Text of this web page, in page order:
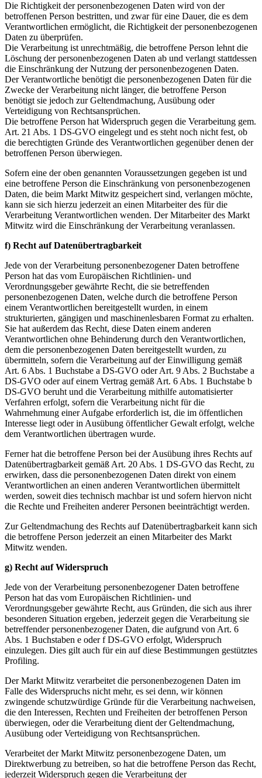
Die Richtigkeit der personenbezogenen Daten wird von der
betroffenen Person bestritten, und zwar für eine Dauer, die es dem
Verantwortlichen ermöglicht, die Richtigkeit der personenbezogenen
Daten zu überprüfen.
Die Verarbeitung ist unrechtmäßig, die betroffene Person lehnt die
Löschung der personenbezogenen Daten ab und verlangt stattdessen
die Einschränkung der Nutzung der personenbezogenen Daten.
Der Verantwortliche benötigt die personenbezogenen Daten für die
Zwecke der Verarbeitung nicht länger, die betroffene Person
benötigt sie jedoch zur Geltendmachung, Ausübung oder
Verteidigung von Rechtsansprüchen.
Die betroffene Person hat Widerspruch gegen die Verarbeitung gem.
Art. 21 Abs. 1 DS-GVO eingelegt und es steht noch nicht fest, ob
die berechtigten Gründe des Verantwortlichen gegenüber denen der
betroffenen Person überwiegen.
Sofern eine der oben genannten Voraussetzungen gegeben ist und
eine betroffene Person die Einschränkung von personenbezogenen
Daten, die beim Markt Mitwitz gespeichert sind, verlangen möchte,
kann sie sich hierzu jederzeit an einen Mitarbeiter des für die
Verarbeitung Verantwortlichen wenden. Der Mitarbeiter des Markt
Mitwitz wird die Einschränkung der Verarbeitung veranlassen.
f) Recht auf Datenübertragbarkeit
Jede von der Verarbeitung personenbezogener Daten betroffene
Person hat das vom Europäischen Richtlinien- und
Verordnungsgeber gewährte Recht, die sie betreffenden
personenbezogenen Daten, welche durch die betroffene Person
einem Verantwortlichen bereitgestellt wurden, in einem
strukturierten, gängigen und maschinenlesbaren Format zu erhalten.
Sie hat außerdem das Recht, diese Daten einem anderen
Verantwortlichen ohne Behinderung durch den Verantwortlichen,
dem die personenbezogenen Daten bereitgestellt wurden, zu
übermitteln, sofern die Verarbeitung auf der Einwilligung gemäß
Art. 6 Abs. 1 Buchstabe a DS-GVO oder Art. 9 Abs. 2 Buchstabe a
DS-GVO oder auf einem Vertrag gemäß Art. 6 Abs. 1 Buchstabe b
DS-GVO beruht und die Verarbeitung mithilfe automatisierter
Verfahren erfolgt, sofern die Verarbeitung nicht für die
Wahrnehmung einer Aufgabe erforderlich ist, die im öffentlichen
Interesse liegt oder in Ausübung öffentlicher Gewalt erfolgt, welche
dem Verantwortlichen übertragen wurde.
Ferner hat die betroffene Person bei der Ausübung ihres Rechts auf
Datenübertragbarkeit gemäß Art. 20 Abs. 1 DS-GVO das Recht, zu
erwirken, dass die personenbezogenen Daten direkt von einem
Verantwortlichen an einen anderen Verantwortlichen übermittelt
werden, soweit dies technisch machbar ist und sofern hiervon nicht
die Rechte und Freiheiten anderer Personen beeinträchtigt werden.
Zur Geltendmachung des Rechts auf Datenübertragbarkeit kann sich
die betroffene Person jederzeit an einen Mitarbeiter des Markt
Mitwitz wenden.
g) Recht auf Widerspruch
Jede von der Verarbeitung personenbezogener Daten betroffene
Person hat das vom Europäischen Richtlinien- und
Verordnungsgeber gewährte Recht, aus Gründen, die sich aus ihrer
besonderen Situation ergeben, jederzeit gegen die Verarbeitung sie
betreffender personenbezogener Daten, die aufgrund von Art. 6
Abs. 1 Buchstaben e oder f DS-GVO erfolgt, Widerspruch
einzulegen. Dies gilt auch für ein auf diese Bestimmungen gestütztes
Profiling.
Der Markt Mitwitz verarbeitet die personenbezogenen Daten im
Falle des Widerspruchs nicht mehr, es sei denn, wir können
zwingende schutzwürdige Gründe für die Verarbeitung nachweisen,
die den Interessen, Rechten und Freiheiten der betroffenen Person
überwiegen, oder die Verarbeitung dient der Geltendmachung,
Ausübung oder Verteidigung von Rechtsansprüchen.
Verarbeitet der Markt Mitwitz personenbezogene Daten, um
Direktwerbung zu betreiben, so hat die betroffene Person das Recht,
jederzeit Widerspruch gegen die Verarbeitung der